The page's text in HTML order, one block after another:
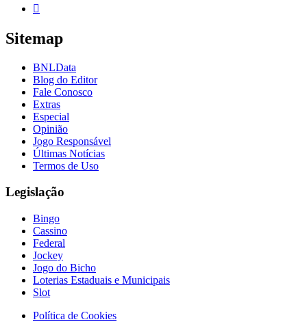

Sitemap
BNLData
Blog do Editor
Fale Conosco
Extras
Especial
Opinião
Jogo Responsável
Últimas Notícias
Termos de Uso
Legislação
Bingo
Cassino
Federal
Jockey
Jogo do Bicho
Loterias Estaduais e Municipais
Slot
Política de Cookies